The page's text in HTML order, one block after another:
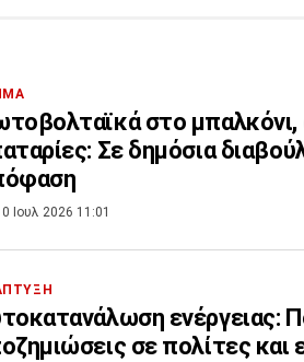
στο μπαλκόνι,
Σε δημόσια
Ιουλ 2026 11:01
ενέργειας:
σε πολίτες και